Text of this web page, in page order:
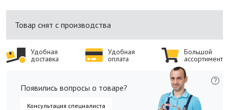
Товар снят с производства
Удобная
доставка
Удобная
оплата
Большой
ассортимент
Появились вопросы о товаре?
Консультация специалиста